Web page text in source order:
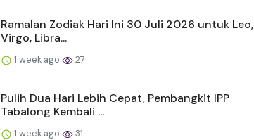
Ramalan Zodiak Hari Ini 30 Juli 2026 untuk Leo,
Virgo, Libra...
1 week ago 27
Pulih Dua Hari Lebih Cepat, Pembangkit IPP
Tabalong Kembali ...
1 week ago 31